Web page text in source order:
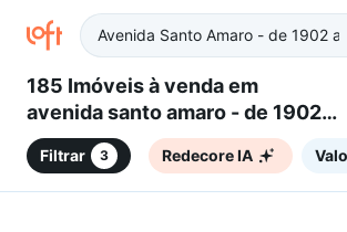
185 Imóveis à venda em
avenida santo amaro - de 1902 a
2260 - lado par - Moema
Pássaros, São Paulo, SP
Filtrar 3 Redecore IA